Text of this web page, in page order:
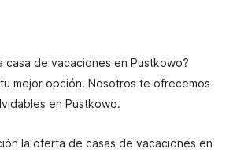
casa de vacaciones en Pustkowo?
mejor opción. Nosotros te ofrecemos
en Pustkowo.
la oferta de casas de vacaciones en